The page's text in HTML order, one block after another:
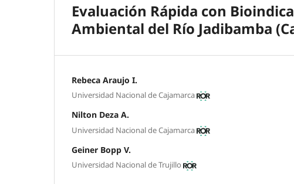
Evaluación Rápida con
Ambiental del Río Jadibamba
Rebeca Araujo I.
Universidad Nacional de Cajamarca
Nilton Deza A.
Universidad Nacional de Cajamarca
Geiner Bopp V.
Universidad Nacional de Trujillo